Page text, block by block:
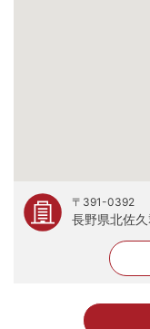
〒391-0392
長野県北佐